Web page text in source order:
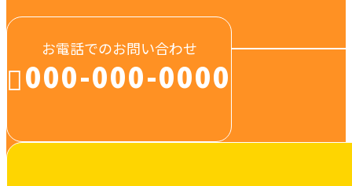
お電話でのお問い合わせ
000-000-0000